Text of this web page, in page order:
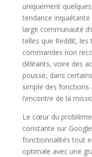
uniquement
tendance inquiétante
large communauté
telles que Reddit,
commandes non
délirants, voire des
pousse, dans
simple des fonctions
l’encontre de la
Le cœur du
constante sur
fonctionnalités tout
optimale avec une